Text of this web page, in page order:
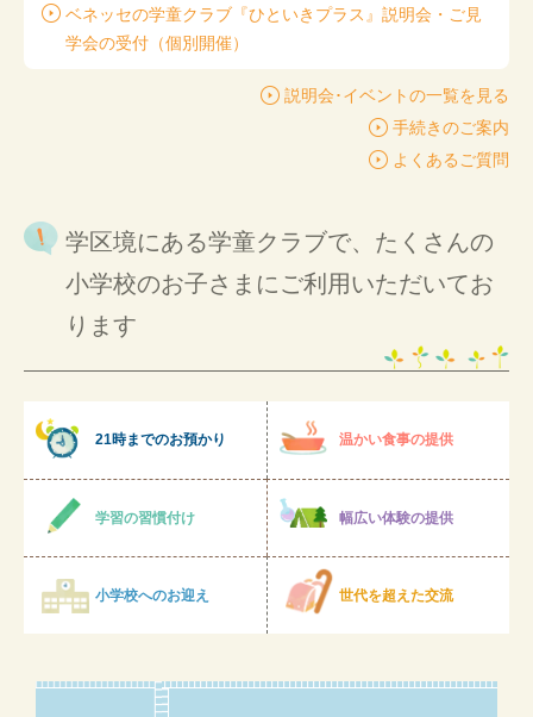
ベネッセの学童クラブ『ひといきプラス』説明会・ご見
学会の受付（個別開催）
説明会･イベントの一覧を見る
手続きのご案内
よくあるご質問
学区境にある学童クラブで、たくさんの
小学校のお子さまにご利用いただいてお
ります
21時までのお預かり 温かい食事の提供
学習の習慣付け 幅広い体験の提供
小学校へのお迎え 世代を超えた交流